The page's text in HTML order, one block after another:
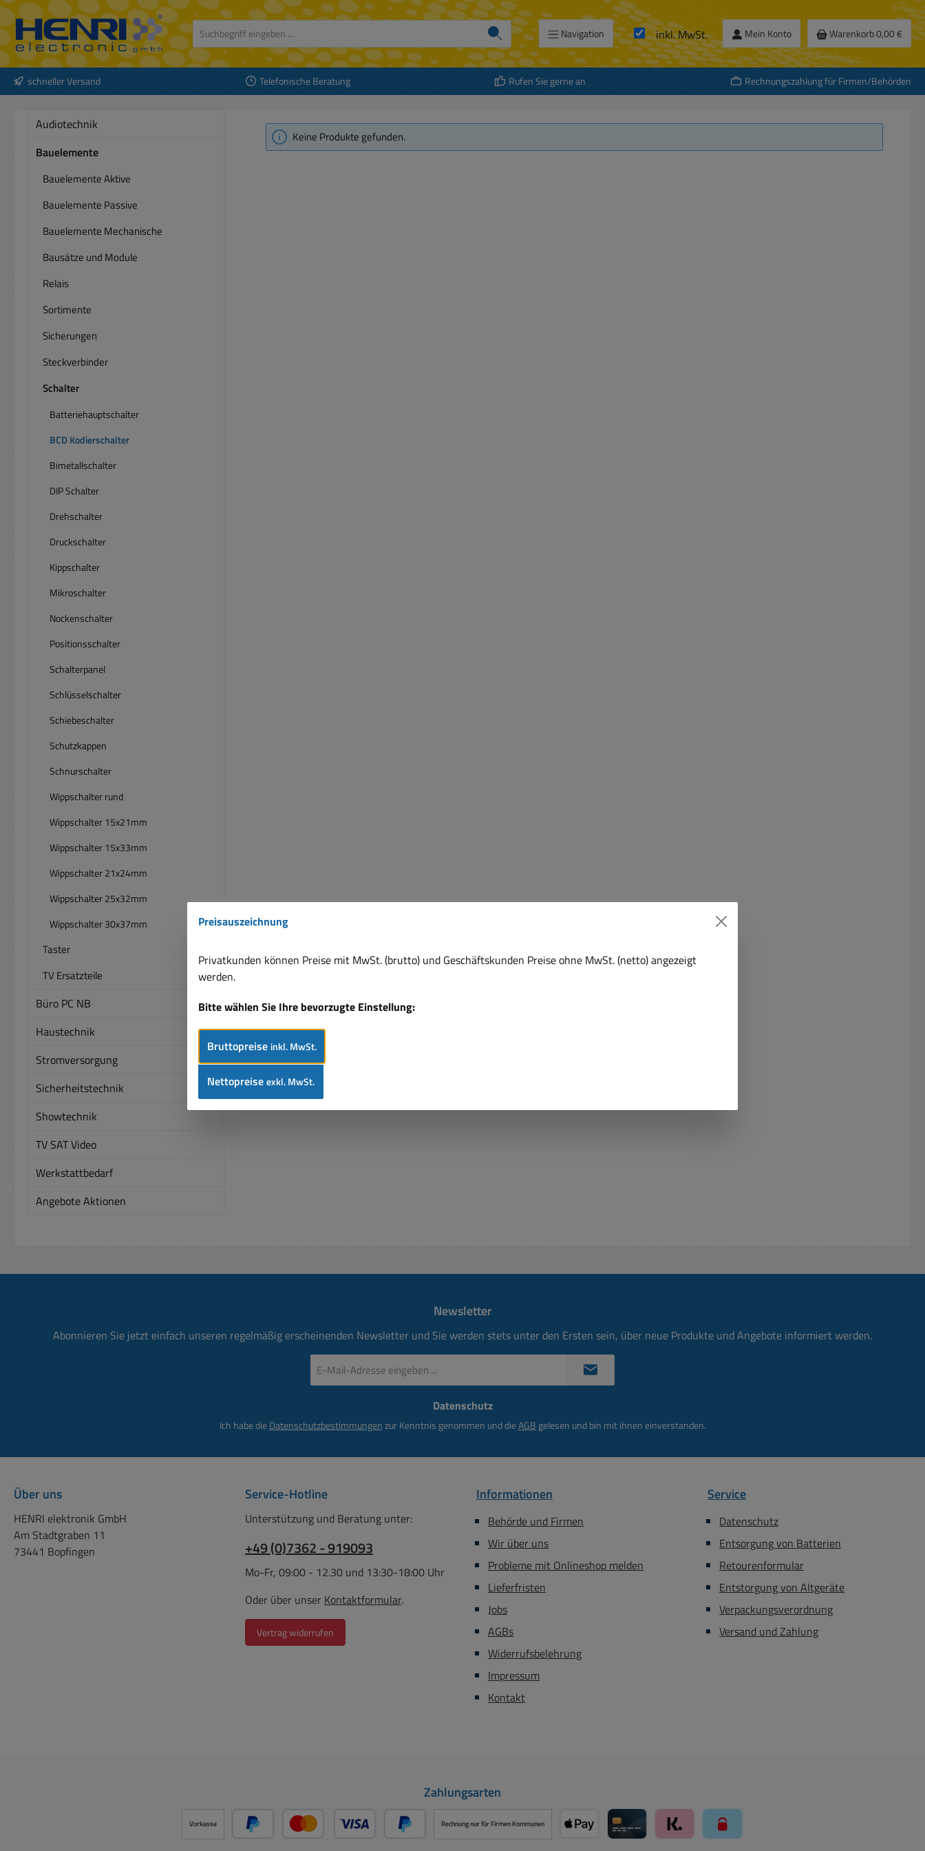
Hauptinhalt springen
Zur Suche springen
Zur Hauptnavigation springen
Navigation inkl. MwSt. Mein Konto Warenkorb0,00 €
schneller Versand Telefonische Beratung Rufen Sie gerne an Rechnungszahlung für Firmen/Behörden
Audiotechnik
Bauelemente
Bauelemente Aktive
Bauelemente Passive
Bauelemente Mechanische
Bausätze und Module
Relais
Sortimente
Sicherungen
Steckverbinder
Schalter
Batteriehauptschalter
BCD Kodierschalter
Bimetallschalter
DIP Schalter
Drehschalter
Druckschalter
Kippschalter
Mikroschalter
Nockenschalter
Positionsschalter
Schalterpanel
Schlüsselschalter
Schiebeschalter
Schutzkappen
Schnurschalter
Wippschalter rund
Wippschalter 15x21mm
Wippschalter 15x33mm
Wippschalter 21x24mm
Wippschalter 25x32mm
Wippschalter 30x37mm
Taster
TV Ersatzteile
Büro PC NB
Haustechnik
Stromversorgung
Sicherheitstechnik
Showtechnik
TV SAT Video
Werkstattbedarf
Angebote Aktionen
Keine Produkte gefunden.
Newsletter
Abonnieren Sie jetzt einfach unseren regelmäßig erscheinenden Newsletter und Sie werden stets unter den Ersten sein, über neue Produkte und Angebote informiert werden.
Mail-
Datenschutz
Ich habe dieDatenschutzbestimmungenzur Kenntnis genommen und dieAGB gelesen und bin mit ihnen einverstanden.
Über uns
HENRI elektronik GmbH
Am Stadtgraben 11
73441 Bopfingen
Service-Hotline
Unterstützung und Beratung unter:
+49 (0)7362 - 919093
Mo-Fr, 09:00 - 12.30 und 13:30-18:00 Uhr
Oder über unser Kontaktformular.
Vertrag widerrufen
Informationen
Behörde und Firmen
Wir über uns
Probleme mit Onlineshop melden
Lieferfristen
Jobs
AGBs
Widerrufsbelehrung
Impressum
Kontakt
Service
Datenschutz
Entsorgung von Batterien
Retourenformular
Entstorgung von Altgeräte
Verpackungsverordnung
Versand und Zahlung
Zahlungsarten
Vorkasse Rechnung nur für Firmen Kommunen
Preisauszeichnung
Privatkunden können Preise mit MwSt. (brutto) und Geschäftskunden Preise ohne MwSt. (netto) angezeigt
werden.
Bitte wählen Sie Ihre bevorzugte Einstellung:
Bruttopreise inkl. MwSt.
Nettopreiseexkl. MwSt.